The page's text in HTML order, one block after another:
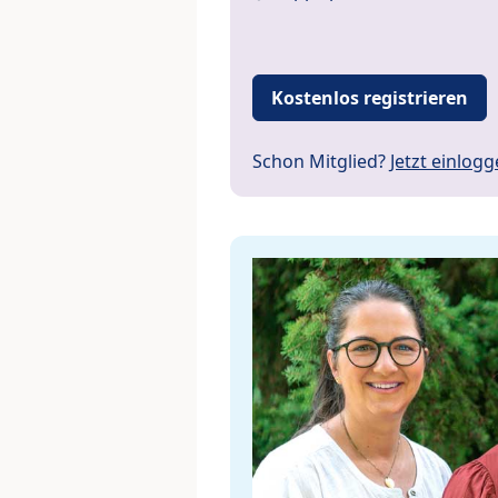
Kostenlos registrieren
Schon Mitglied? Jetzt